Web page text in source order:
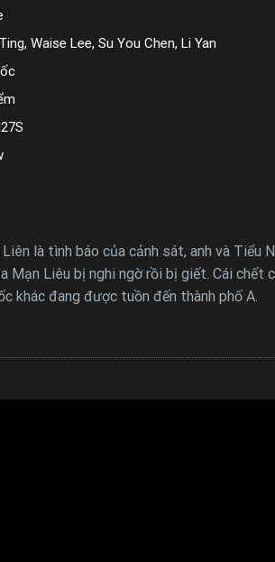
Waise Lee, Su You Chen, Li Yan
Liên là tình báo của cảnh sát, anh và Tiểu
Mạn Liêu bị nghi ngờ rồi bị giết. Cái
khác đang được tuồn đến thành phố A.